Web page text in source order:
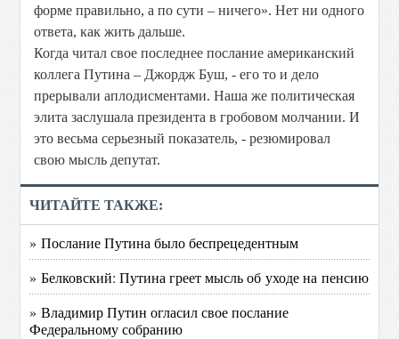
форме правильно, а по сути – ничего». Нет ни одного
ответа, как жить дальше.
Когда читал свое последнее послание американский
коллега Путина – Джордж Буш, - его то и дело
прерывали аплодисментами. Наша же политическая
элита заслушала президента в гробовом молчании. И
это весьма серьезный показатель, - резюмировал
свою мысль депутат.
ЧИТАЙТЕ ТАКЖЕ:
» Послание Путина было беспрецедентным
» Белковский: Путина греет мысль об уходе на пенсию
» Владимир Путин огласил свое послание
Федеральному собранию